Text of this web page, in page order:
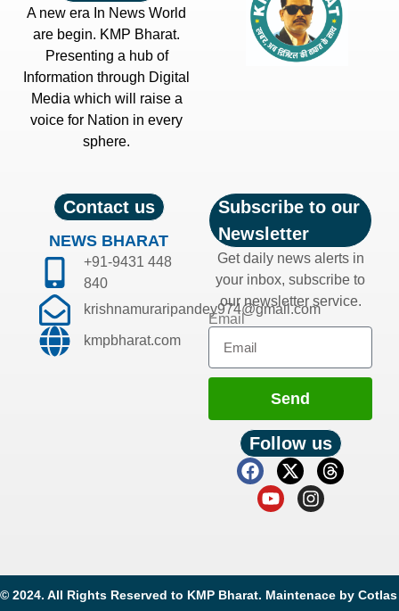
A new era In News World
are begin. KMP Bharat.
Presenting a hub of
Information through Digital
Media which will raise a
voice for Nation in every
sphere.
Contact us
NEWS BHARAT
+91-9431 448
840
krishnamuraripandey974@gmail.com
kmpbharat.com
Subscribe to our
Newsletter
Get daily news alerts in
your inbox, subscribe to
our newsletter service.
Email
Send
Follow us
© 2024. All Rights Reserved to KMP Bharat. Maintenace by Cotlas